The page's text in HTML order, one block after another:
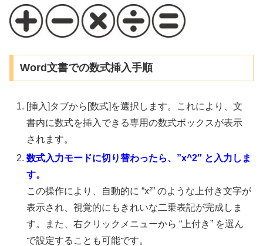
Word文書での数式挿入手順
[挿入]タブから[数式]を選択します。これにより、文
書内に数式を挿入できる専用の数式ボックスが表示
されます。
数式入力モードに切り替わったら、”x^2″ と入力しま
す。
この操作により、自動的に “x²” のような上付き文字が
表示され、視覚的にもきれいな二乗表記が完成しま
す。また、右クリックメニューから “上付き” を選ん
で設定することも可能です。